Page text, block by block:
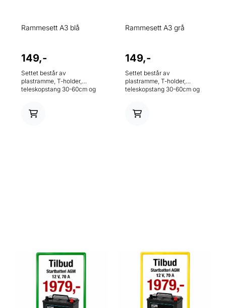
Rammesett A3 blå
149,-
Settet består av
plastramme, T-holder,
teleskopstang 30-60cm og
Rammesett A3 grå
149,-
Settet består av
plastramme, T-holder,
teleskopstang 30-60cm og